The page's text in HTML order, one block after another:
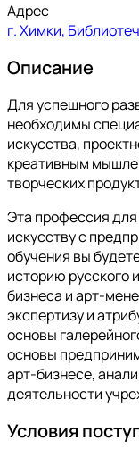
Адрес
г. Химки,
Описание
Для успешного
необходимы
искусства,
креативным
творческих
Эта профессия для
искусству с
обучения вы
историю русского
бизнеса и арт-
экспертизу и
основы
основы
арт-бизнесе,
деятельности
Условия